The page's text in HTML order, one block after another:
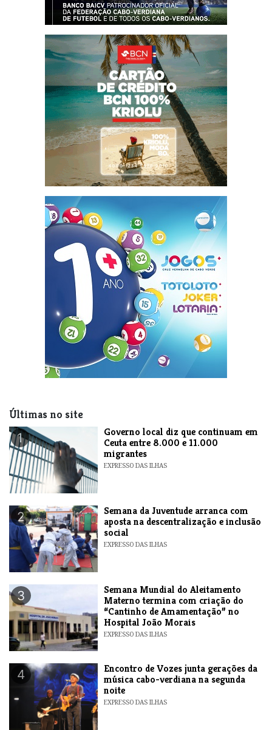
Últimas no site
1
​Governo local diz que continuam em
Ceuta entre 8.000 e 11.000
migrantes
EXPRESSO DAS ILHAS
2
Semana da Juventude arranca com
aposta na descentralização e inclusão
social
EXPRESSO DAS ILHAS
3
Semana Mundial do Aleitamento
Materno termina com criação do
“Cantinho de Amamentação” no
Hospital João Morais
EXPRESSO DAS ILHAS
4
Encontro de Vozes junta gerações da
música cabo-verdiana na segunda
noite
EXPRESSO DAS ILHAS